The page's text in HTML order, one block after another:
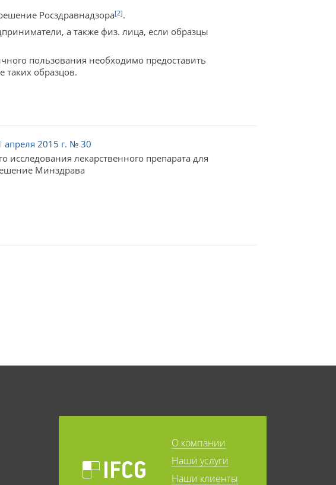
Росздравнадзора[2].
а также физ. лица, если образцы
пользования необходимо предоставить
таких образцов.
2015 г. № 30
лекарственного препарата для
Минздрава
О компании
Наши услуги
Наши клиенты